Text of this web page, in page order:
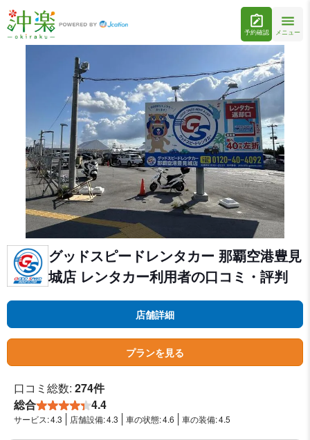
予約確認 メニュー
グッドスピードレンタカー 那覇空港豊見
城店 レンタカー利用者の口コミ・評判
店舗詳細
プランを見る
口コミ総数: 274件
総合
4.4
サービス:4.3 店舗設備:4.3 車の状態:4.6 車の装備:4.5